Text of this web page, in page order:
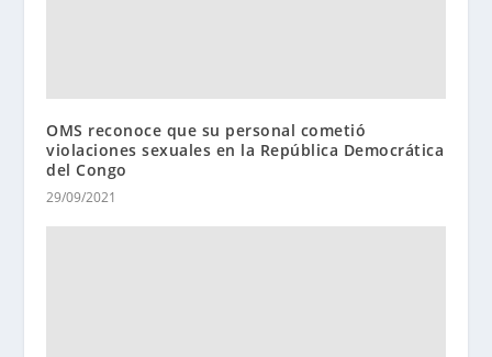
OMS reconoce que su personal cometió
violaciones sexuales en la República Democrática
del Congo
29/09/2021